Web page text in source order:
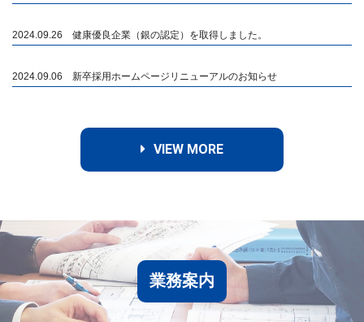
2024.09.26 健康優良企業（銀の認定）を取得しました。
2024.09.06 新卒採用ホームページリニューアルのお知らせ
VIEW MORE
業務案内